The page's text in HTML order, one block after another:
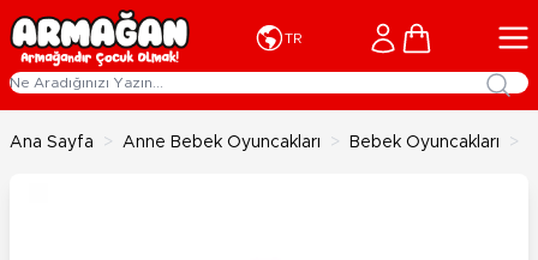
İçeriğe geç
TR Cart
Ana Sayfa > Anne Bebek Oyuncakları > Bebek Oyuncakları >